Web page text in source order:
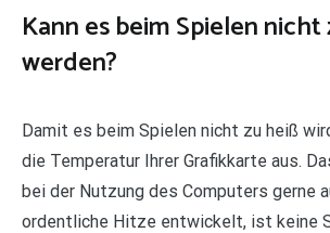
Kann es beim Spielen
werden?
Damit es beim Spielen nicht zu heiß
die Temperatur Ihrer Grafikkarte aus.
bei der Nutzung des Computers gerne
ordentliche Hitze entwickelt, ist keine